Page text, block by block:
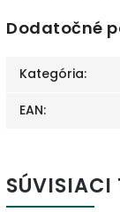
Dodatočné
Kategória:
EAN:
SÚVISIACI